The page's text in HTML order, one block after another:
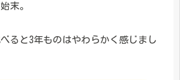
末。
ると3年ものはやわらかく感じまし